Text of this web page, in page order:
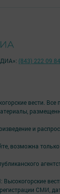
вести.
и
возможна
СМИ,
(843) 222 09 84